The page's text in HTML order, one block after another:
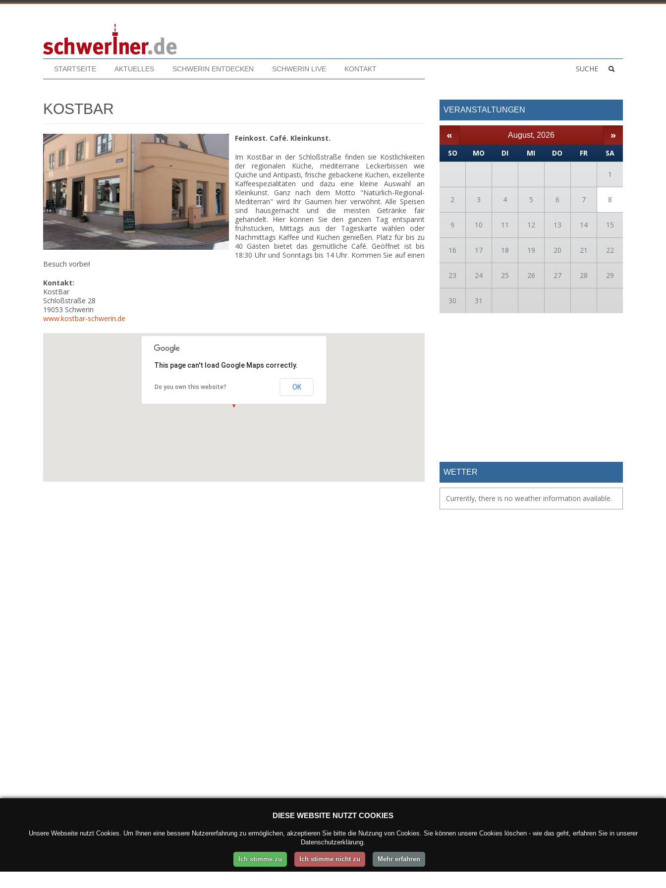
STARTSEITE AKTUELLES SCHWERIN ENTDECKEN SCHWERIN LIVE KONTAKT SUCHE
KOSTBAR
Feinkost. Café. Kleinkunst.
Im KostBar in der Schloßstraße finden sie Köstlichkeiten
der regionalen Küche, mediterrane Leckerbissen wie
Quiche und Antipasti, frische gebackene Kuchen, exzellente
Kaffeespezialitäten und dazu eine kleine Auswahl an
Kleinkunst. Ganz nach dem Motto "Natürlich-Regional-
Mediterran" wird Ihr Gaumen hier verwöhnt. Alle Speisen
sind hausgemacht und die meisten Getränke fair
gehandelt. Hier können Sie den ganzen Tag entspannt
frühstücken, Mittags aus der Tageskarte wählen oder
Nachmittags Kaffee und Kuchen genießen. Platz für bis zu
40 Gästen bietet das gemütliche Café. Geöffnet ist bis
18:30 Uhr und Sonntags bis 14 Uhr. Kommen Sie auf einen
Besuch vorbei!
Kontakt:
KostBar
Schloßstraße 28
19053 Schwerin
www.kostbar-schwerin.de
This page can't load Google Maps correctly.
Do you own this website? OK
VERANSTALTUNGEN
August, 2026
« »
SO MO DI MI DO FR SA
1
2 3 4 5 6 7 8
9 10 11 12 13 14 15
16 17 18 19 20 21 22
23 24 25 26 27 28 29
30 31
WETTER
Currently, there is no weather information available.
DIESE WEBSITE NUTZT COOKIES
Unsere Webseite nutzt Cookies. Um Ihnen eine bessere Nutzererfahrung zu ermöglichen, akzeptieren Sie bitte die Nutzung von Cookies. Sie können unsere Cookies löschen - wie das geht, erfahren Sie in unserer
Datenschutzerklärung.
Ich stimme zu Ich stimme nicht zu Mehr erfahren